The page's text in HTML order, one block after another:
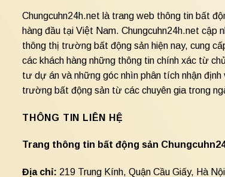
Chungcuhn24h.net là trang web thông tin bất
hàng đầu tại Việt Nam. Chungcuhn24h.net cập
thông thị trường bất động sản hiện nay, cung
các khách hàng những thông tin chính xác từ
tư dự án và những góc nhìn phân tích nhận định
trường bất động sản từ các chuyên gia trong
THÔNG TIN LIÊN HỆ
Trang thông tin bất động sản
Địa chỉ: 219 Trung Kính, Quận Cầu Giấy, Hà Nội